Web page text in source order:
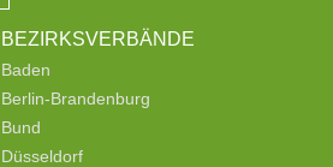
BEZIRKSVERBÄNDE
Baden
Berlin-Brandenburg
Bund
Düsseldorf